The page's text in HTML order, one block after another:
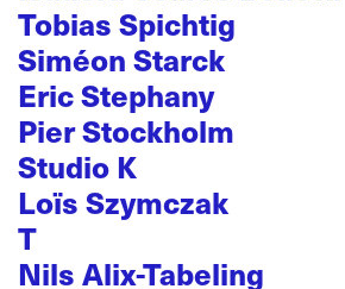
Tobias Spichtig
Siméon Starck
Eric Stephany
Pier Stockholm
Studio K
Loïs Szymczak
T
Nils Alix-Tabeling